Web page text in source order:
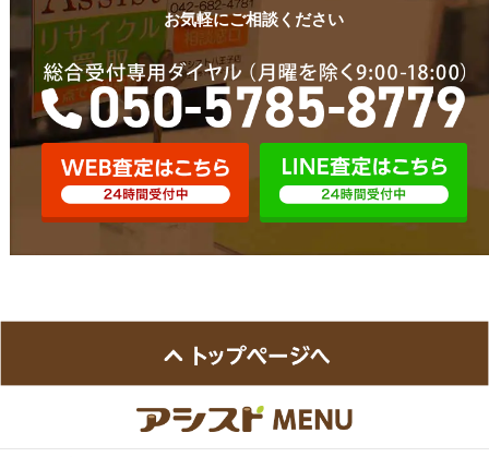
お気軽にご相談ください